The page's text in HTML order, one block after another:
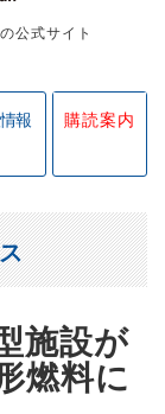
公式サイト
報 購読案内
施設が
燃料に